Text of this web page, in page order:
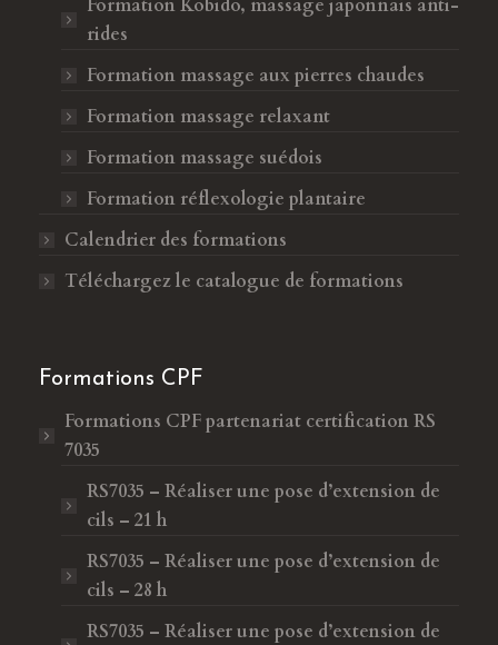
Formation Kobido, massage japonnais anti-
rides
Formation massage aux pierres chaudes
Formation massage relaxant
Formation massage suédois
Formation réflexologie plantaire
Calendrier des formations
Téléchargez le catalogue de formations
Formations CPF
Formations CPFpartenariat certification RS
7035
RS7035 – Réaliser une pose d’extension de
cils – 21 h
RS7035 – Réaliser une pose d’extension de
cils – 28 h
RS7035 – Réaliser une pose d’extension de